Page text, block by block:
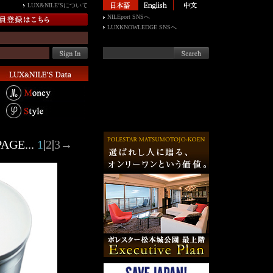
LUX&NILE’Sについて
NILEport SNSへ
LUXKNOWLEDGE SNSへ
1|2|3→